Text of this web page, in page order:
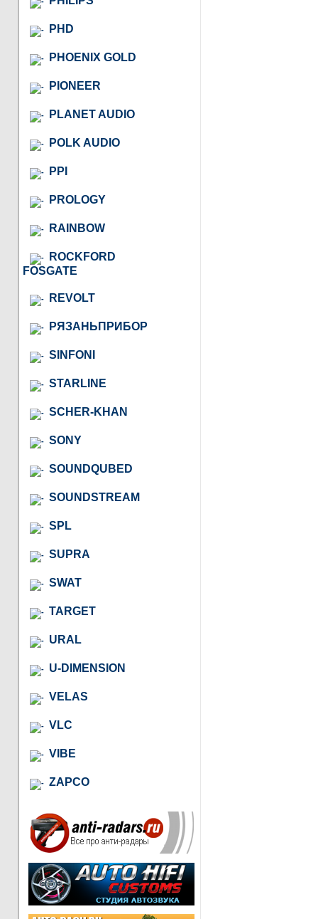
PHD
PHOENIX GOLD
PIONEER
PLANET AUDIO
POLK AUDIO
PPI
PROLOGY
RAINBOW
ROCKFORD
FOSGATE
REVOLT
РЯЗАНЬПРИБОР
SINFONI
STARLINE
SCHER-KHAN
SONY
SOUNDQUBED
SOUNDSTREAM
SPL
SUPRA
SWAT
TARGET
URAL
U-DIMENSION
VELAS
VLC
VIBE
ZAPCO